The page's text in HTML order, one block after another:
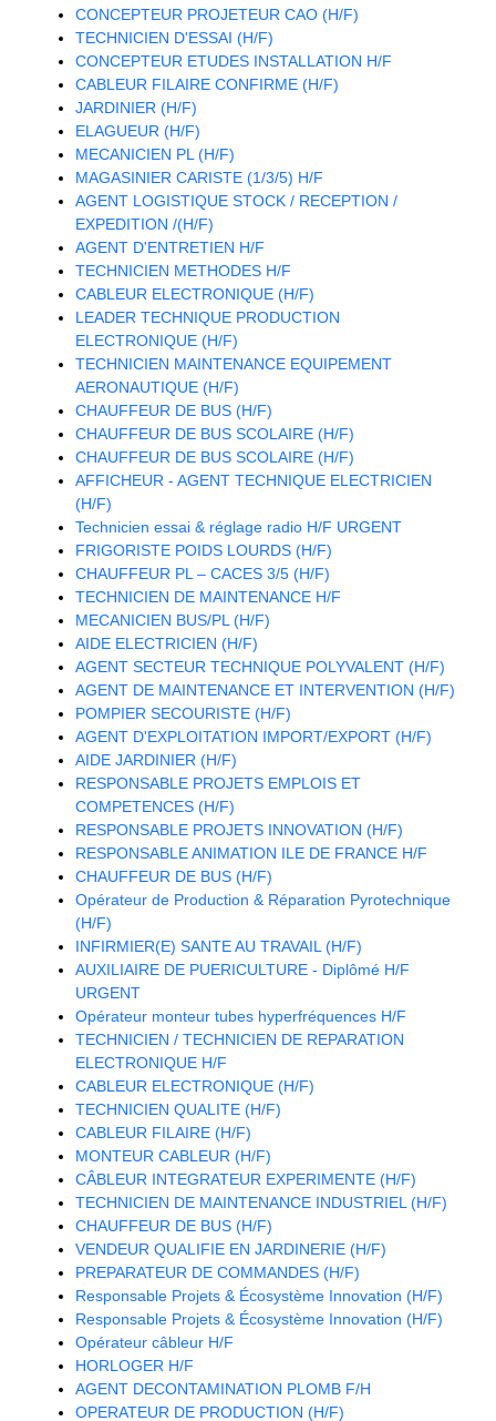
CONCEPTEUR PROJETEUR CAO (H/F)
TECHNICIEN D'ESSAI (H/F)
CONCEPTEUR ETUDES INSTALLATION H/F
CABLEUR FILAIRE CONFIRME (H/F)
JARDINIER (H/F)
ELAGUEUR (H/F)
MECANICIEN PL (H/F)
MAGASINIER CARISTE (1/3/5) H/F
AGENT LOGISTIQUE STOCK / RECEPTION /
EXPEDITION /(H/F)
AGENT D'ENTRETIEN H/F
TECHNICIEN METHODES H/F
CABLEUR ELECTRONIQUE (H/F)
LEADER TECHNIQUE PRODUCTION
ELECTRONIQUE (H/F)
TECHNICIEN MAINTENANCE EQUIPEMENT
AERONAUTIQUE (H/F)
CHAUFFEUR DE BUS (H/F)
CHAUFFEUR DE BUS SCOLAIRE (H/F)
CHAUFFEUR DE BUS SCOLAIRE (H/F)
AFFICHEUR - AGENT TECHNIQUE ELECTRICIEN
(H/F)
Technicien essai & réglage radio H/F URGENT
FRIGORISTE POIDS LOURDS (H/F)
CHAUFFEUR PL – CACES 3/5 (H/F)
TECHNICIEN DE MAINTENANCE H/F
MECANICIEN BUS/PL (H/F)
AIDE ELECTRICIEN (H/F)
AGENT SECTEUR TECHNIQUE POLYVALENT (H/F)
AGENT DE MAINTENANCE ET INTERVENTION (H/F)
POMPIER SECOURISTE (H/F)
AGENT D'EXPLOITATION IMPORT/EXPORT (H/F)
AIDE JARDINIER (H/F)
RESPONSABLE PROJETS EMPLOIS ET
COMPETENCES (H/F)
RESPONSABLE PROJETS INNOVATION (H/F)
RESPONSABLE ANIMATION ILE DE FRANCE H/F
CHAUFFEUR DE BUS (H/F)
Opérateur de Production & Réparation Pyrotechnique
(H/F)
INFIRMIER(E) SANTE AU TRAVAIL (H/F)
AUXILIAIRE DE PUERICULTURE - Diplômé H/F
URGENT
Opérateur monteur tubes hyperfréquences H/F
TECHNICIEN / TECHNICIEN DE REPARATION
ELECTRONIQUE H/F
CABLEUR ELECTRONIQUE (H/F)
TECHNICIEN QUALITE (H/F)
CABLEUR FILAIRE (H/F)
MONTEUR CABLEUR (H/F)
CÂBLEUR INTEGRATEUR EXPERIMENTE (H/F)
TECHNICIEN DE MAINTENANCE INDUSTRIEL (H/F)
CHAUFFEUR DE BUS (H/F)
VENDEUR QUALIFIE EN JARDINERIE (H/F)
PREPARATEUR DE COMMANDES (H/F)
Responsable Projets & Écosystème Innovation (H/F)
Responsable Projets & Écosystème Innovation (H/F)
Opérateur câbleur H/F
HORLOGER H/F
AGENT DECONTAMINATION PLOMB F/H
OPERATEUR DE PRODUCTION (H/F)